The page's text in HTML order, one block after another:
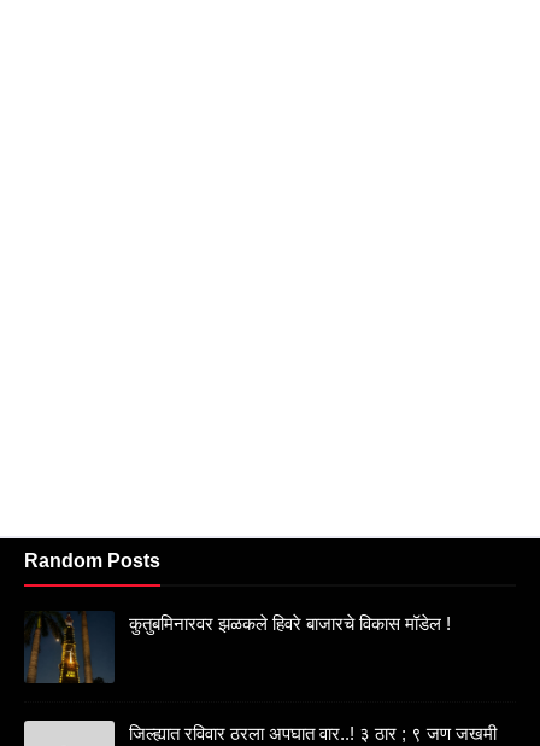
Random Posts
कुतुबमिनारवर झळकले हिवरे बाजारचे विकास मॉडेल !
जिल्ह्यात रविवार ठरला अपघात वार..! ३ ठार ; ९ जण जखमी